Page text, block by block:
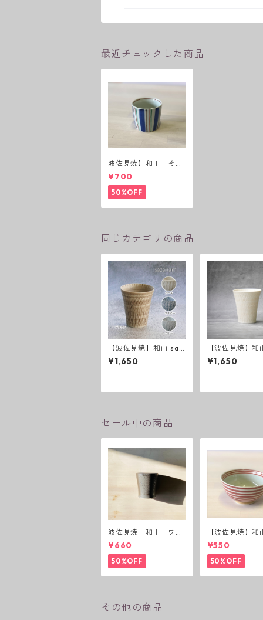
最近チェックした商品
波佐見焼】和山 そば
猪口（十草）
¥700
50%OFF
同じカテゴリの商品
【波佐見焼】和山 saz
anami新色 反コップ
¥1,650
【波佐見焼】
anami 反コップ
¥1,650
セール中の商品
波佐見焼 和山 ワビ
カップ 黒錆 3種(アウ
トレット）
¥660
50%OFF
【波佐見焼】
ーダー茶碗 赤
¥550
50%OFF
その他の商品